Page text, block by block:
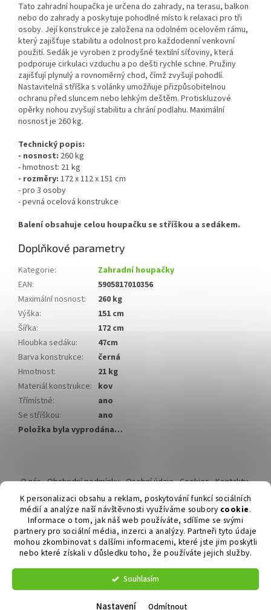
K personalizaci obsahu a reklam, poskytování funkcí sociálních
médií a analýze naší návštěvnosti využíváme soubory cookie.
Informace o tom, jak náš web používáte, sdílíme se svými
partnery pro sociální média, inzerci a analýzy. Partneři tyto údaje
mohou zkombinovat s dalšími informacemi, které jste jim poskytli
nebo které získali v důsledku toho, že používáte jejich služby.
Souhlasím
Nastavení Odmítnout
Tato zahradní houpačka je určena do zahrady, na terasu, balkon
nebo do zahrady a poskytuje pohodlné místo k relaxaci pro tři
osoby. Její konstrukce je založena na odolném ocelovém rámu,
který zajišťuje stabilitu a odolnost pro každodenní venkovní
použití. Sedák je vyroben z prodyšné textilní síťoviny, která
podporuje cirkulaci vzduchu a po dešti rychle schne. Pružiny
zajišťují plynulý a rovnoměrný chod, čímž zvyšují pohodlí.
Nastavitelná stříška s volánky umožňuje přizpůsobitelnou
ochranu před sluncem nebo lehkým deštěm. Protiskluzové
opěrky nohou zvyšují stabilitu a chrání podlahu. Maximální
nosnost je 260 kg.
Technický popis:
- nosnost: 260 kg
- hmotnost: 21 kg
- rozměry: 172 x 112 x 151 cm
- pro 3 osoby
- pevná ocelová konstrukce
Balení obsahuje celou houpačku se stříškou a sedákem.
Doplňkové parametry
Kategorie:
Zahradní houpačky
EAN:
5905817010356
Maximální nosnost:
260 kg
Výška:
151 cm
Šířka:
172 cm
Hloubka sedáku:
47cm
Barva konstrukce:
černá
Hmotnost:
21 kg
Materiál konstrukce: kov
Třímístné:
ano
Se stříškou:
ano
Položka byla vyprodána…
á
p
O nás Obchodní podmínky Osobní údaje Cookies Kontakty
Reklamační řád
Vytvořil Shoptet
Copyright 2026Duvlan.cz. Všechna práva vyhrazena.Upravit
nastavení cookies